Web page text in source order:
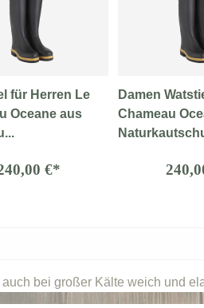
für Herren Le
Oceane aus
€*
Damen
Chameau
bei großer Kälte weich und